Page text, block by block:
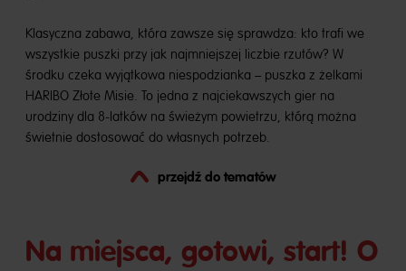
Klasyczna zabawa, która zawsze się sprawdza: kto trafi we
wszystkie puszki przy jak najmniejszej liczbie rzutów? W
środku czeka wyjątkowa niespodzianka – puszka z żelkami
HARIBO Złote Misie. To jedna z najciekawszych gier na
urodziny dla 8-latków na świeżym powietrzu, którą można
świetnie dostosować do własnych potrzeb.
przejdź do tematów
Na miejsca, gotowi, start! O